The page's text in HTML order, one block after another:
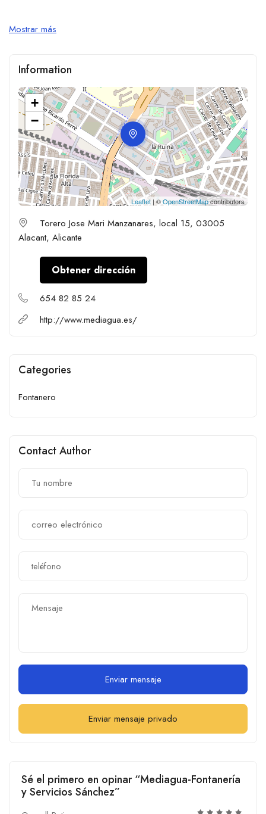
Mostrar más
Information
+
−
Leaflet | ©OpenStreetMapcontributors
Torero Jose Mari Manzanares, local 15, 03005
Alacant, Alicante
Obtener dirección
654 82 85 24
http://www.mediagua.es/
Categories
Fontanero
Contact Author
Enviar mensaje
Enviar mensaje privado
Sé el primero en opinar “Mediagua-Fontanería
y Servicios Sánchez”